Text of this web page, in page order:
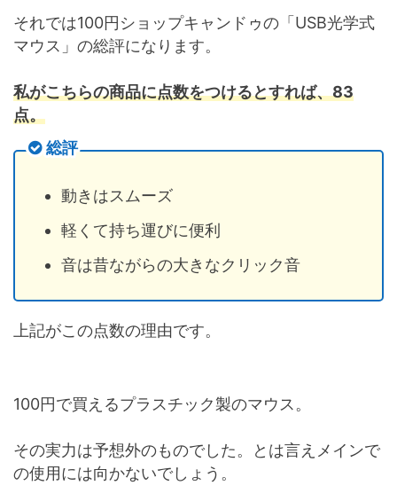
それでは100円ショップキャンドゥの「USB光学式
マウス」の総評になります。
私がこちらの商品に点数をつけるとすれば、83
点。
総評
動きはスムーズ
軽くて持ち運びに便利
音は昔ながらの大きなクリック音
上記がこの点数の理由です。
100円で買えるプラスチック製のマウス。
その実力は予想外のものでした。とは言えメインで
の使用には向かないでしょう。